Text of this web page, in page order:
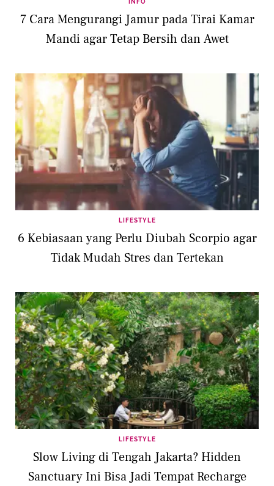
INFO
7 Cara Mengurangi Jamur pada Tirai Kamar
Mandi agar Tetap Bersih dan Awet
LIFESTYLE
6 Kebiasaan yang Perlu Diubah Scorpio agar
Tidak Mudah Stres dan Tertekan
LIFESTYLE
Slow Living di Tengah Jakarta? Hidden
Sanctuary Ini Bisa Jadi Tempat Recharge